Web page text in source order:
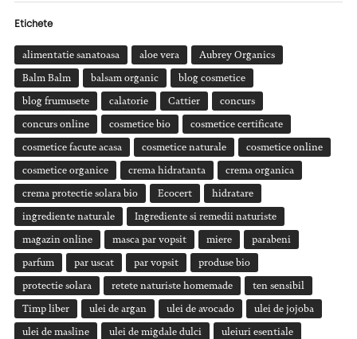
Etichete
alimentatie sanatoasa aloe vera Aubrey Organics
Balm Balm balsam organic blog cosmetice
blog frumusete calatorie Cattier concurs
concurs online cosmetice bio cosmetice certificate
cosmetice facute acasa cosmetice naturale cosmetice online
cosmetice organice crema hidratanta crema organica
crema protectie solara bio Ecocert hidratare
ingrediente naturale Ingrediente si remedii naturiste
magazin online masca par vopsit miere parabeni
parfum par uscat par vopsit produse bio
protectie solara retete naturiste homemade ten sensibil
Timp liber ulei de argan ulei de avocado ulei de jojoba
ulei de masline ulei de migdale dulci uleiuri esentiale